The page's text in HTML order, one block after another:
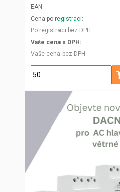
EAN
Cena po registraci
Po registraci bez DPH
Vaše cena s DPH
Vaše cena bez DPH